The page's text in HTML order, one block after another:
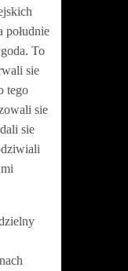
południe
To
sie
tego
sie
sie